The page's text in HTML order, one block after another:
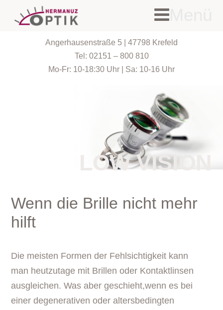
Menü
Angerhausenstraße 5 | 47798 Krefeld
Tel: 02151 – 800 810
Mo-Fr: 10-18:30 Uhr | Sa: 10-16 Uhr
LOW VISION
Wenn die Brille nicht mehr
hilft
Die meisten Formen der Fehlsichtigkeit kann
man heutzutage mit Brillen oder Kontaktlinsen
ausgleichen. Was aber geschieht,wenn es bei
einer degenerativen oder altersbedingten